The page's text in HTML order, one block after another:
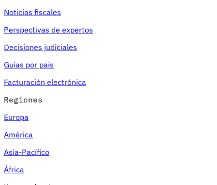
Noticias fiscales
Perspectivas de expertos
Decisiones judiciales
Guías por país
Facturación electrónica
Regiones
Europa
América
Asia-Pacífico
África